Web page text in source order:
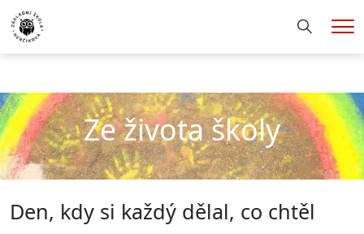
Hledání
Ze života školy
Den, kdy si každý dělal, co chtěl